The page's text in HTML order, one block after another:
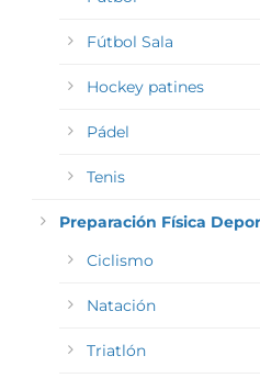
Fútbol Sala
Hockey patines
Pádel
Tenis
Preparación Física
Ciclismo
Natación
Triatlón